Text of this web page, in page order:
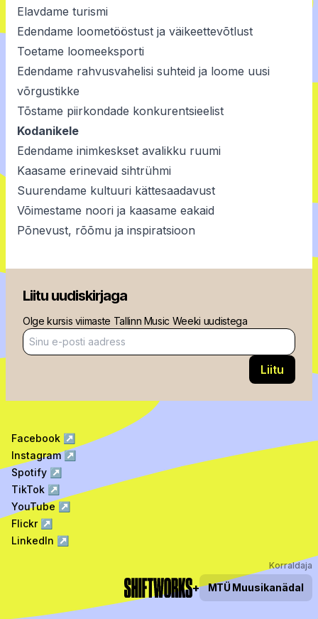
Elavdame turismi
Edendame loometööstust ja väikeettevõtlust
Toetame loomeeksporti
Edendame rahvusvahelisi suhteid ja loome uusi
võrgustikke
Tõstame piirkondade konkurentsieelist
Kodanikele
Edendame inimkeskset avalikku ruumi
Kaasame erinevaid sihtrühmi
Suurendame kultuuri kättesaadavust
Võimestame noori ja kaasame eakaid
Põnevust, rõõmu ja inspiratsioon
Liitu uudiskirjaga
Olge kursis viimaste Tallinn Music Weeki uudistega
E-posti aadress
Liitu
Facebook ↗
Instagram↗
Spotify ↗
TikTok ↗
YouTube ↗
Flickr↗
LinkedIn ↗
Korraldaja
+ MTÜ Muusikanädal